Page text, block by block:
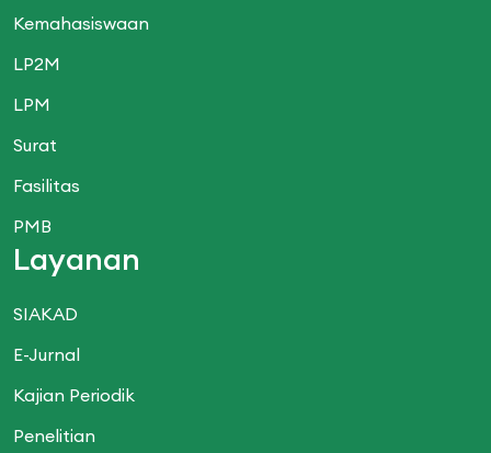
Kemahasiswaan
LP2M
LPM
Surat
Fasilitas
PMB
Layanan
SIAKAD
E-Jurnal
Kajian Periodik
Penelitian